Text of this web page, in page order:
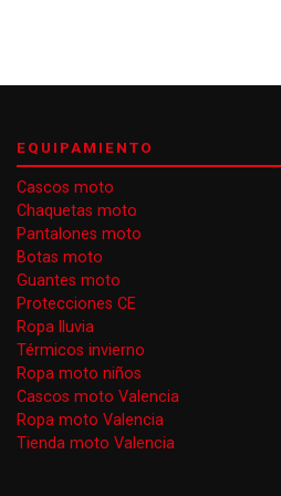
EQUIPAMIENTO
Cascos moto
Chaquetas moto
Pantalones moto
Botas moto
Guantes moto
Protecciones CE
Ropa lluvia
Térmicos invierno
Ropa moto niños
Cascos moto Valencia
Ropa moto Valencia
Tienda moto Valencia